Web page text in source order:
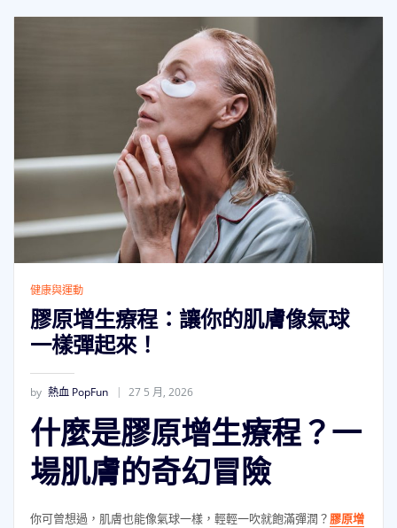
健康與運動
膠原增生療程：讓你的肌膚像氣球
一樣彈起來！
by 熱血 PopFun 27 5 月, 2026
什麼是膠原增生療程？一
場肌膚的奇幻冒險
你可曾想過，肌膚也能像氣球一樣，輕輕一吹就飽滿彈潤？ 膠原增